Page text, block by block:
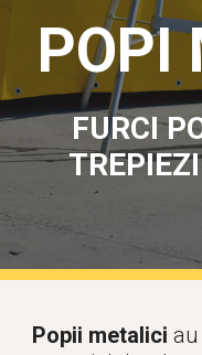
POPI
FURCI
Popii metalici